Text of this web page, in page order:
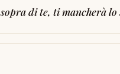
di te, ti mancherà lo